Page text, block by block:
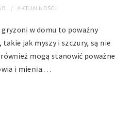
AKTUALNOŚCI
w domu to poważny
jak myszy i szczury, są nie
mogą stanowić poważne
i mienia.…